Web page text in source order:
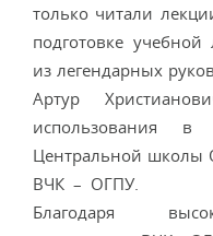
только читали
подготовке
из легендарных
Артур
использования в
Центральной школы
ВЧК – ОГПУ.
Благодаря